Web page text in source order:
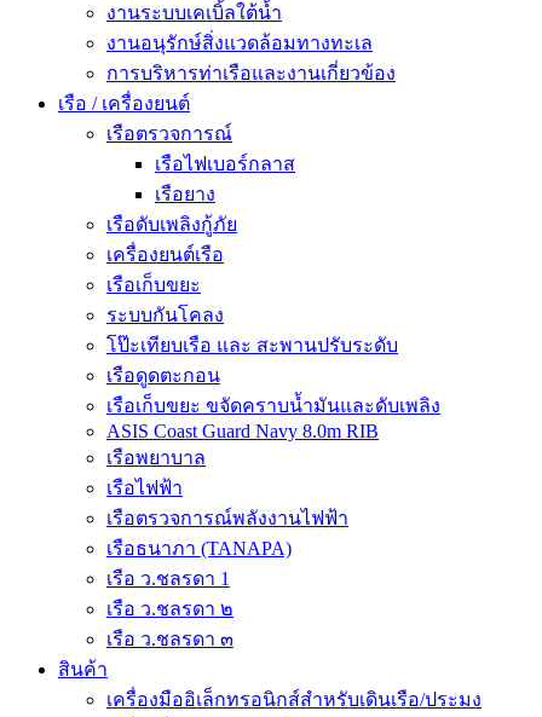
งานระบบเคเบิ้ลใต้น้ำ
งานอนุรักษ์สิ่งแวดล้อมทางทะเล
การบริหารท่าเรือและงานเกี่ยวข้อง
เรือ / เครื่องยนต์
เรือตรวจการณ์
เรือไฟเบอร์กลาส
เรือยาง
เรือดับเพลิงกู้ภัย
เครื่องยนต์เรือ
เรือเก็บขยะ
ระบบกันโคลง
โป๊ะเทียบเรือ และ สะพานปรับระดับ
เรือดูดตะกอน
เรือเก็บขยะ ขจัดคราบน้ำมันและดับเพลิง
ASIS Coast Guard Navy 8.0m RIB
เรือพยาบาล
เรือไฟฟ้า
เรือตรวจการณ์พลังงานไฟฟ้า
เรือธนาภา (TANAPA)
เรือ ว.ชลรดา 1
เรือ ว.ชลรดา ๒
เรือ ว.ชลรดา ๓
สินค้า
เครื่องมืออิเล็กทรอนิกส์สำหรับเดินเรือ/ประมง